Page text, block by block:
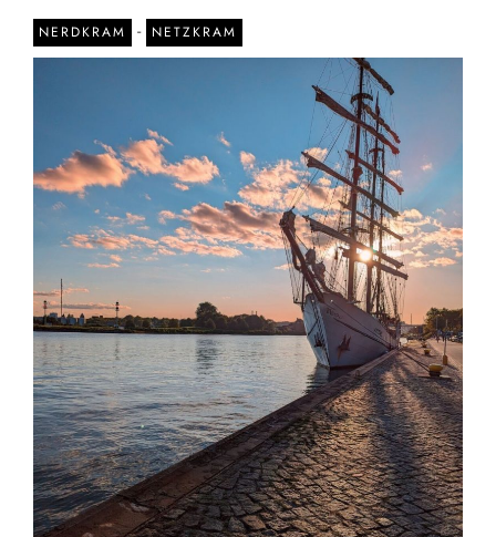
NERDKRAM - NETZKRAM